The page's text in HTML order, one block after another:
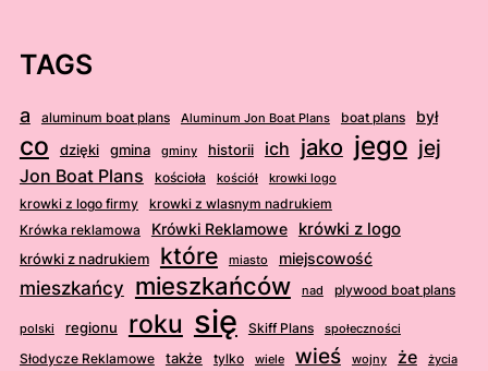
TAGS
a aluminum boat plans Aluminum Jon Boat Plans boat plans był
co dzięki gmina gminy historii ich jako jego jej
Jon Boat Plans kościoła kościół krowki logo
krowki z logo firmy
krowki z wlasnym nadrukiem
Krówka reklamowa
Krówki Reklamowe krówki z logo
krówki z nadrukiem które miasto miejscowość
mieszkańcy mieszkańców nad plywood boat plans
polski regionu roku się Skiff Plans społeczności
Słodycze Reklamowe także tylko wiele wieś wojny że życia